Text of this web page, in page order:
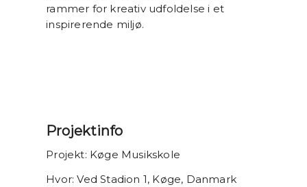
rammer for kreativ udfoldelse i et
inspirerende miljø.
Projektinfo
Projekt: Køge Musikskole
Hvor: Ved Stadion 1, Køge, Danmark